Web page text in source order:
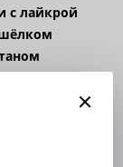
с лайкрой